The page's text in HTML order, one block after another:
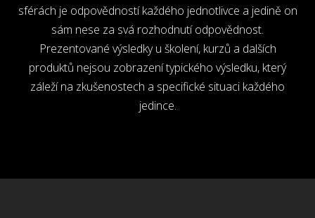
sférách je odpovědností každého jednotlivce a jedině on
sám nese za svá rozhodnutí odpovědnost.
Prezentované výsledky u školení, kurzů a dalších
produktů nejsou zobrazení typického výsledku, který
záleží na zkušenostech a specifické situaci každého
jedince.